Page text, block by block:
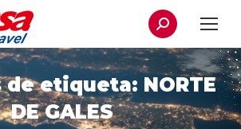
Buscar:
de etiqueta: NORTE
DE GALES